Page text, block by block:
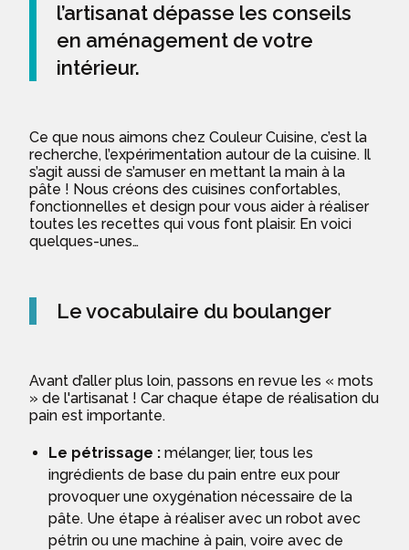
l’artisanat dépasse les conseils
en aménagement de votre
intérieur.
Ce que nous aimons chez Couleur Cuisine, c’est la
recherche, l’expérimentation autour de la cuisine. Il
s’agit aussi de s’amuser en mettant la main à la
pâte ! Nous créons des cuisines confortables,
fonctionnelles et design pour vous aider à réaliser
toutes les recettes qui vous font plaisir. En voici
quelques-unes…
Le vocabulaire du boulanger
Avant d’aller plus loin, passons en revue les « mots
» de l'artisanat ! Car chaque étape de réalisation du
pain est importante.
Le pétrissage :mélanger, lier, tous les
ingrédients de base du pain entre eux pour
provoquer une oxygénation nécessaire de la
pâte. Une étape à réaliser avec un robot avec
pétrin ou une machine à pain, voire avec de